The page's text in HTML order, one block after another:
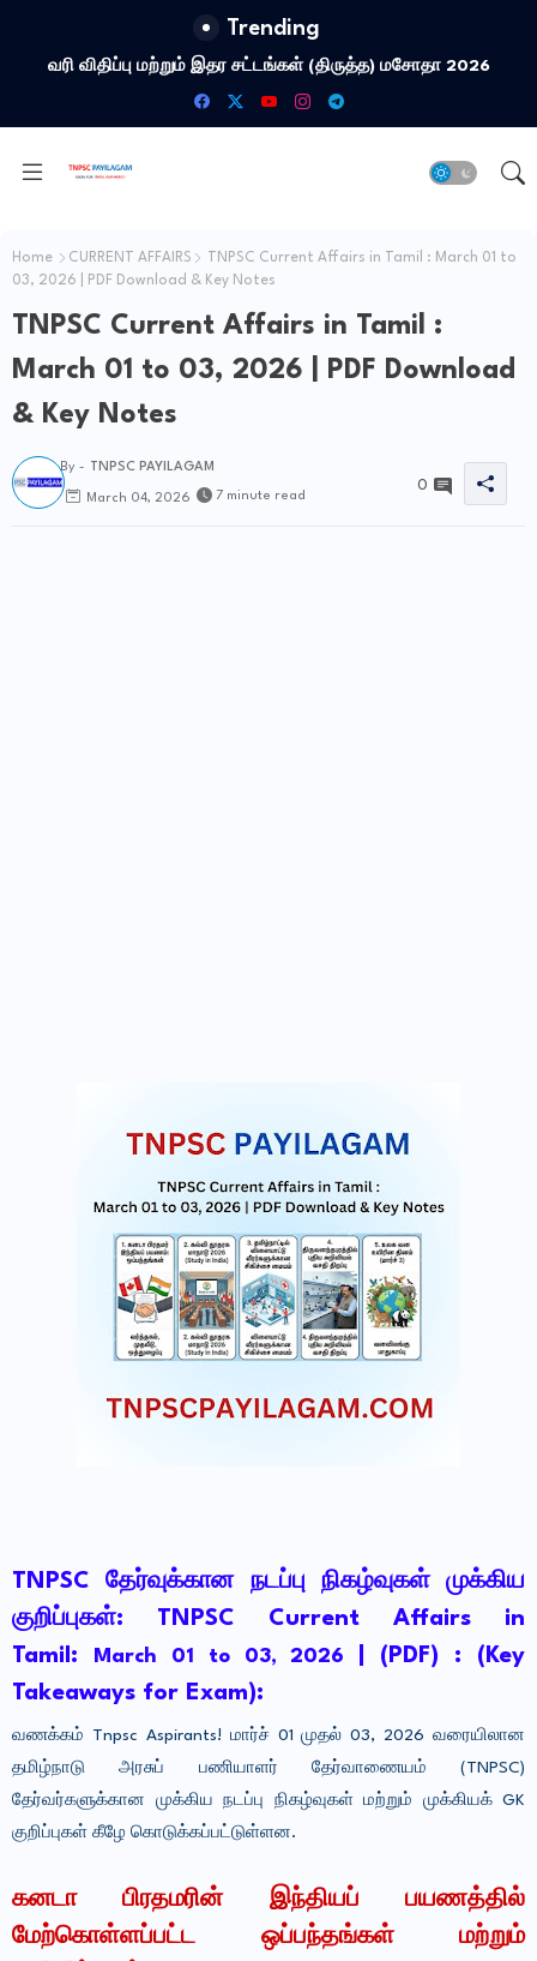
Trending
வரி விதிப்பு மற்றும் இதர சட்​டங்​கள் (திருத்த) மசோதா 2026
Home CURRENT AFFAIRS
TNPSC Current Affairs in Tamil : March 01 to
03, 2026 | PDF Download & Key Notes
TNPSC Current Affairs in Tamil :
March 01 to 03, 2026 | PDF Download
& Key Notes
By - TNPSC PAYILAGAM
March 04, 2026 7 minute read
0
TNPSC தேர்வுக்கான நடப்பு நிகழ்வுகள் முக்கிய
குறிப்புகள்: TNPSC Current Affairs in
Tamil:
March 01 to 03, 2026
| (PDF) : (Key
Takeaways for Exam):
வணக்கம் Tnpsc Aspirants! மார்ச் 01 முதல் 03, 2026 வரையிலான
தமிழ்நாடு அரசுப் பணியாளர் தேர்வாணையம் (TNPSC)
தேர்வர்களுக்கான முக்கிய நடப்பு நிகழ்வுகள் மற்றும் முக்கியக் GK
குறிப்புகள் கீழே கொடுக்கப்பட்டுள்ளன.
கனடா பிரதமரின் இந்தியப் பயணத்தில்
மேற்கொள்ளப்பட்ட ஒப்பந்தங்கள் மற்றும்